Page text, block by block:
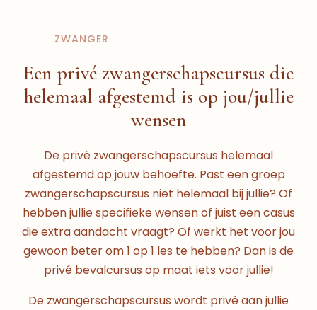
ZWANGER
Een privé zwangerschapscursus die
helemaal afgestemd is op jou/jullie
wensen
De privé zwangerschapscursus helemaal
afgestemd op jouw behoefte. Past een groep
zwangerschapscursus niet helemaal bij jullie? Of
hebben jullie specifieke wensen of juist een casus
die extra aandacht vraagt? Of werkt het voor jou
gewoon beter om 1 op 1 les te hebben? Dan is de
privé bevalcursus op maat iets voor jullie!
De zwangerschapscursus wordt privé aan jullie